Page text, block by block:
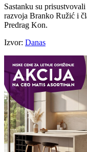
Sastanku su
razvoja Branko Ružić i
Predrag Kon.
Izvor: Danas